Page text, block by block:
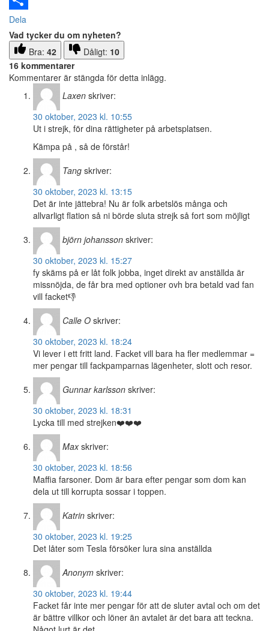
Dela
Vad tycker du om nyheten?
Bra: 42 Dåligt: 10
16 kommentarer
Kommentarer är stängda för detta inlägg.
Laxen skriver:
30 oktober, 2023 kl. 10:55
Ut i strejk, för dina rättigheter på arbetsplatsen.
Kämpa på , så de förstår!
Tang skriver:
30 oktober, 2023 kl. 13:15
Det är inte jättebra! Nu är folk arbetslös många och
allvarligt flation så ni börde sluta strejk så fort som möjligt
björn johansson skriver:
30 oktober, 2023 kl. 15:27
fy skäms på er låt folk jobba, inget direkt av anställda är
missnöjda, de får bra med optioner ovh bra betald vad fan
vill facket👎
Calle O skriver:
30 oktober, 2023 kl. 18:24
Vi lever i ett fritt land. Facket vill bara ha fler medlemmar =
mer pengar till fackpamparnas lägenheter, slott och resor.
Gunnar karlsson skriver:
30 oktober, 2023 kl. 18:31
Lycka till med strejken❤️❤️❤️
Max skriver:
30 oktober, 2023 kl. 18:56
Maffia farsoner. Dom är bara efter pengar som dom kan
dela ut till korrupta sossar i toppen.
Katrin skriver:
30 oktober, 2023 kl. 19:25
Det låter som Tesla försöker lura sina anställda
Anonym skriver:
30 oktober, 2023 kl. 19:44
Facket får inte mer pengar för att de sluter avtal och om det
är bättre villkor och löner än avtalet är det bara att teckna.